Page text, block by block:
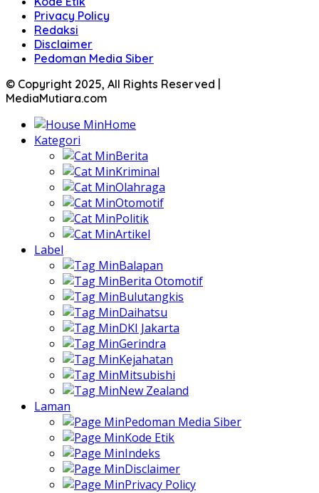
Privacy Policy
Redaksi
Disclaimer
Pedoman Media Siber
© Copyright 2025, All Rights Reserved |
MediaMutiara.com
Home
Kategori
Berita
Kriminal
Olahraga
Otomotif
Politik
Artikel
Label
Balapan
Berita Otomotif
Bulutangkis
Daihatsu
DKI Jakarta
Gerindra
Kejahatan
Mitsubishi
New Zealand
Laman
Pedoman Media Siber
Kode Etik
Indeks
Disclaimer
Privacy Policy